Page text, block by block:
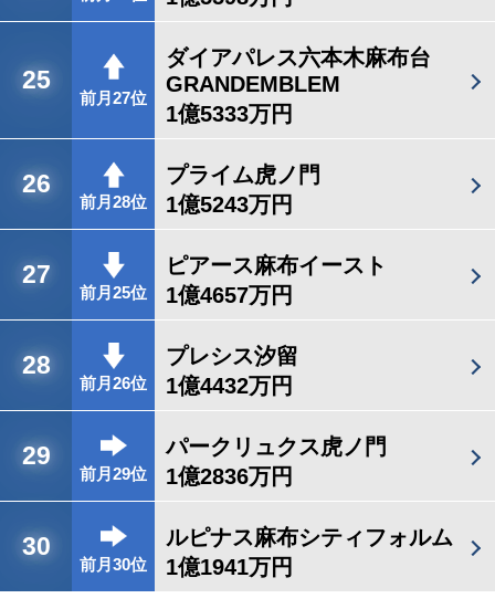
25
前月27位
ダイアパレス六本木麻布台
GRANDEMBLEM
1億5333万円
26
前月28位
プライム虎ノ門
1億5243万円
27
前月25位
ピアース麻布イースト
1億4657万円
28
前月26位
プレシス汐留
1億4432万円
29
前月29位
パークリュクス虎ノ門
1億2836万円
30
前月30位
ルピナス麻布シティフォルム
1億1941万円